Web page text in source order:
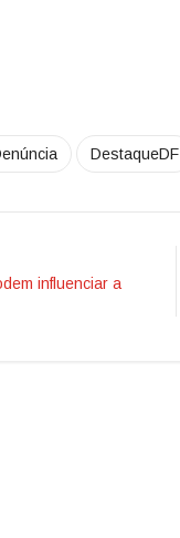
DestaqueDF
influenciar a